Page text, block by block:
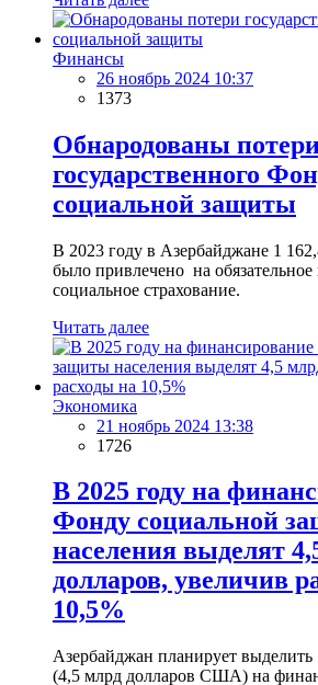
Финансы
26 ноябрь 2024 10:37
1373
Обнародованы
государственного
социальной защиты
В 2023 году в Азербайджане 1
было привлечено на обязательное
социальное страхование.
Читать далее
Экономика
21 ноябрь 2024 13:38
1726
В 2025 году на
Фонду социальной
населения выделят
долларов, увеличив
10,5%
Азербайджан планирует выделить
(4,5 млрд долларов США) на